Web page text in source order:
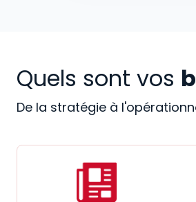
Quels sont vos
De la stratégie à